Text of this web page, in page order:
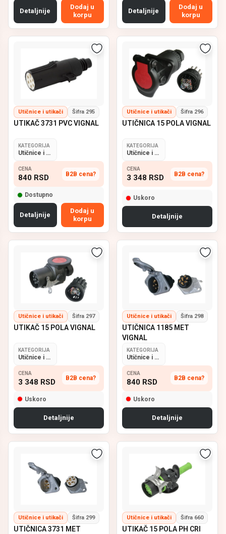
Detaljnije
Dodaj u
korpu
Detaljnije
Dodaj u
korpu
Utičnice i utikači Šifra 295
UTIKAČ 3731 PVC VIGNAL
KATEGORIJA
Utičnice i utikači
CENA
840 RSD B2B cena?
Dostupno
Detaljnije
Dodaj u
korpu
Utičnice i utikači Šifra 296
UTIČNICA 15 POLA VIGNAL
KATEGORIJA
Utičnice i utikači
CENA
3 348 RSD B2B cena?
Uskoro
Detaljnije
Utičnice i utikači Šifra 297
UTIKAČ 15 POLA VIGNAL
KATEGORIJA
Utičnice i utikači
CENA
3 348 RSD B2B cena?
Uskoro
Detaljnije
Utičnice i utikači Šifra 298
UTIČNICA 1185 MET
VIGNAL
KATEGORIJA
Utičnice i utikači
CENA
840 RSD B2B cena?
Uskoro
Detaljnije
Utičnice i utikači Šifra 299
UTIČNICA 3731 MET
Utičnice i utikači Šifra 660
UTIKAČ 15 POLA PH CRI